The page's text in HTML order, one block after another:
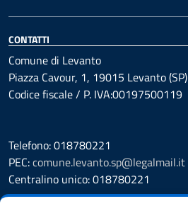
CONTATTI
Comune di Levanto
Piazza Cavour, 1, 19015 Levanto (SP)
Codice fiscale / P. IVA:00197500119
Telefono: 018780221
PEC:comune.levanto.sp@legalmail.it
Centralino unico: 018780221